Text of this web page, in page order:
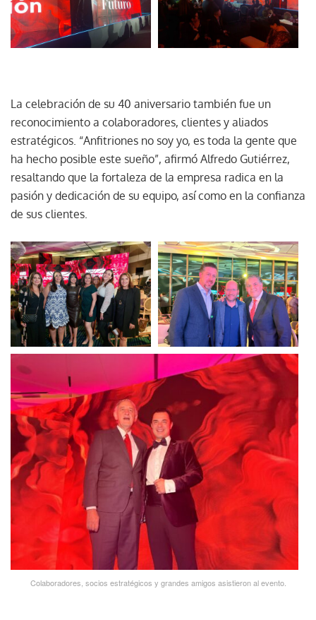
La celebración de su 40 aniversario también fue un
reconocimiento a colaboradores, clientes y aliados
estratégicos. “Anfitriones no soy yo, es toda la gente que
ha hecho posible este sueño”, afirmó Alfredo Gutiérrez,
resaltando que la fortaleza de la empresa radica en la
pasión y dedicación de su equipo, así como en la confianza
de sus clientes.
Colaboradores, socios estratégicos y grandes amigos asistieron al evento.